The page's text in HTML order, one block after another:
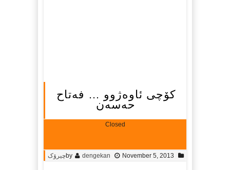
کۆچی ئاوەژوو … فەتاح
حەسەن
Closed
by dengekan November 5, 2013 چیرۆک